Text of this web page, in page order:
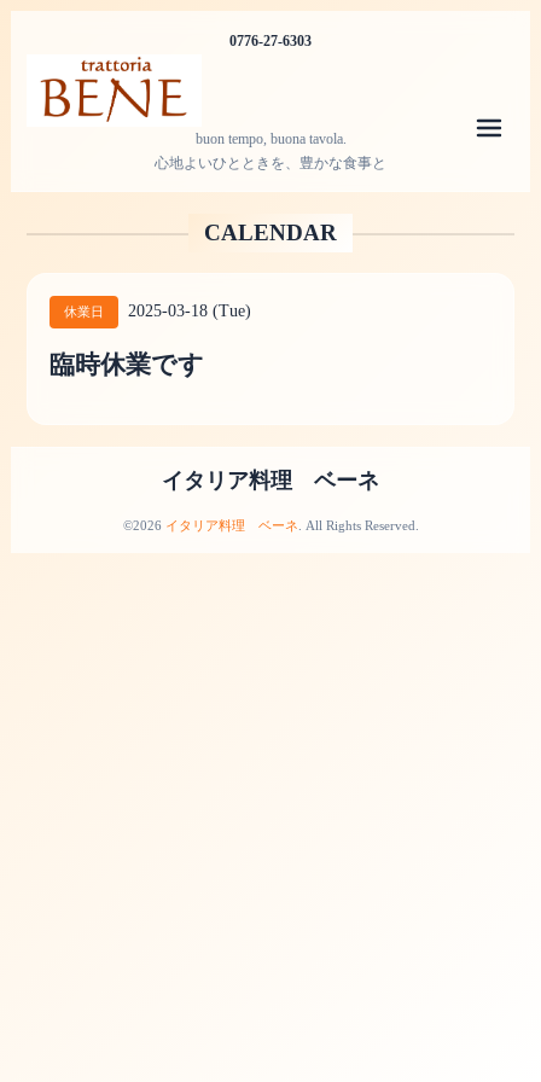
0776-27-6303
buon tempo, buona tavola.
心地よいひとときを、豊かな食事と
CALENDAR
休業日 2025-03-18 (Tue)
臨時休業です
イタリア料理 ベーネ
©2026 イタリア料理 ベーネ . All Rights Reserved.